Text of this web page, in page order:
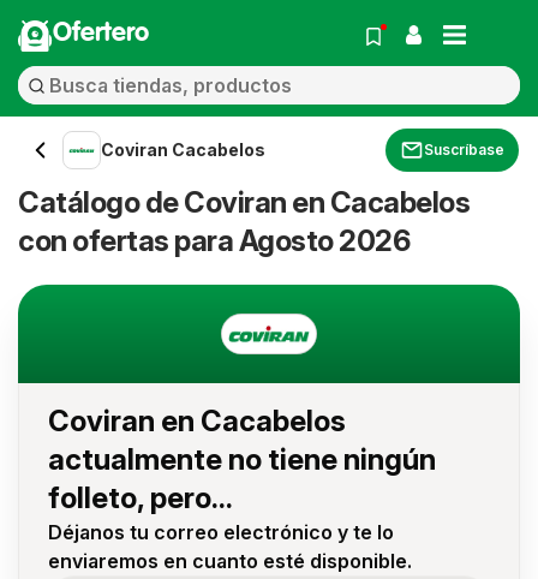
Ofertero
Coviran Cacabelos Suscríbase
Catálogo de Coviran en Cacabelos
con ofertas para Agosto 2026
Coviran en Cacabelos
actualmente no tiene ningún
folleto, pero...
Déjanos tu correo electrónico y te lo
enviaremos en cuanto esté disponible.